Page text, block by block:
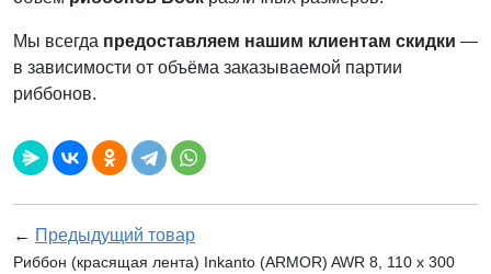
Мы всегда предоставляем нашим клиентам скидки —
в зависимости от объёма заказываемой партии
риббонов.
← Предыдущий товар
Риббон (красящая лента) Inkanto (ARMOR) AWR 8, 110 х 300